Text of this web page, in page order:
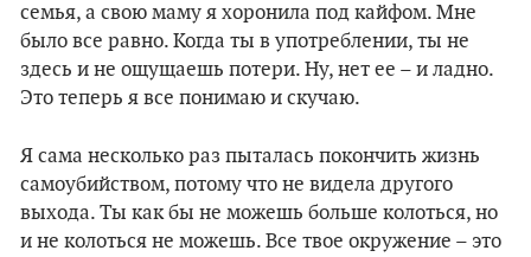
семья, а свою маму я хоронила под кайфом. Мне
было все равно. Когда ты в употреблении, ты не
здесь и не ощущаешь потери. Ну, нет ее – и ладно.
Это теперь я все понимаю и скучаю.
Я сама несколько раз пыталась покончить жизнь
самоубийством, потому что не видела другого
выхода. Ты как бы не можешь больше колоться, но
и не колоться не можешь. Все твое окружение – это